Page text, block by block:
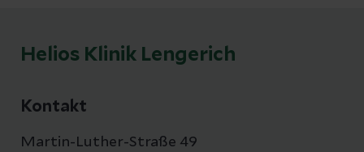
Helios Klinik Lengerich
Kontakt
Martin-Luther-Straße 49